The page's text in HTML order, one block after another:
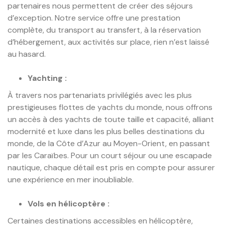
partenaires nous permettent de créer des séjours
d’exception. Notre service offre une prestation
complète, du transport au transfert, à la réservation
d’hébergement, aux activités sur place, rien n’est laissé
au hasard.
Yachting :
À travers nos partenariats privilégiés avec les plus
prestigieuses flottes de yachts du monde, nous offrons
un accès à des yachts de toute taille et capacité, alliant
modernité et luxe dans les plus belles destinations du
monde, de la Côte d’Azur au Moyen-Orient, en passant
par les Caraïbes. Pour un court séjour ou une escapade
nautique, chaque détail est pris en compte pour assurer
une expérience en mer inoubliable.
Vols en hélicoptère :
Certaines destinations accessibles en hélicoptère,